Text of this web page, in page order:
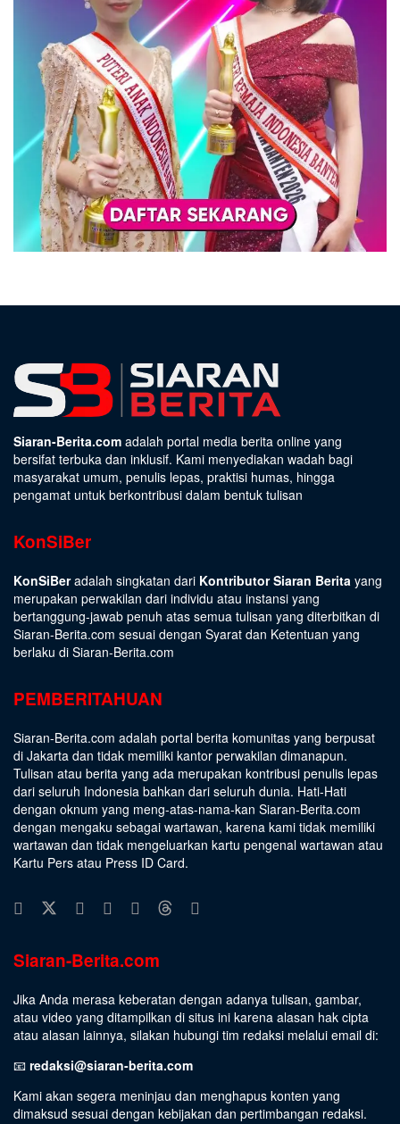
Siaran-Berita.com adalah portal media berita online yang
bersifat terbuka dan inklusif. Kami menyediakan wadah bagi
masyarakat umum, penulis lepas, praktisi humas, hingga
pengamat untuk berkontribusi dalam bentuk tulisan
KonSiBer
KonSiBeradalah singkatan dari Kontributor Siaran Berita yang
merupakan perwakilan dari individu atau instansi yang
bertanggung-jawab penuh atas semua tulisan yang diterbitkan di
Siaran-Berita.com sesuai dengan Syarat dan Ketentuan yang
berlaku di Siaran-Berita.com
PEMBERITAHUAN
Siaran-Berita.com adalah portal berita komunitas yang berpusat
di Jakarta dan tidak memiliki kantor perwakilan dimanapun.
Tulisan atau berita yang ada merupakan kontribusi penulis lepas
dari seluruh Indonesia bahkan dari seluruh dunia. Hati-Hati
dengan oknum yang meng-atas-nama-kan Siaran-Berita.com
dengan mengaku sebagai wartawan, karena kami tidak memiliki
wartawan dan tidak mengeluarkan kartu pengenal wartawan atau
Kartu Pers atau Press ID Card.
Siaran-Berita.com
Jika Anda merasa keberatan dengan adanya tulisan, gambar,
atau video yang ditampilkan di situs ini karena alasan hak cipta
atau alasan lainnya, silakan hubungi tim redaksi melalui email di:
📧 redaksi@siaran-berita.com
Kami akan segera meninjau dan menghapus konten yang
dimaksud sesuai dengan kebijakan dan pertimbangan redaksi.